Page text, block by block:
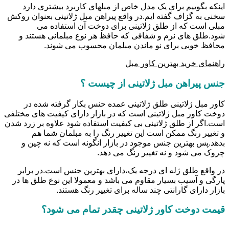
اینکه بگوییم برای یک مدل خاص از مبلهای کاربرد بیشتری دارد
سخنی به گزاف گفته ایم.در واقع پیراهن مبل ژلاتینی بعنوان روکش
مبلی است که از طلق ژلاتینی برای دوخت آن استفاده می
شود.طلق های نرم و شفافی که حافظ هر نوع مبلمانی هستند و
محافظ خوبی برای نو ماندن مبلمان محسوب می شوند.
راهنمای خرید بهترین کاور مبل
جنس پیراهن مبل ژلاتینی از چیست ؟
کاور مبل ژلاتینی طلق ژلاتینی عمده حنس بکار گرفته شده در
دوخت کاور مبل ژلاتینی است که در بازار دارای کیفیت های مختلفی
است.اگر از طلق ژلاتینی بی کیفیت استفاده شود علاوه بر زرد شدن
و تغییر رنگ ممکن است این تغییر رنگ را به مبلمان شما هم
بدهد.پس بهترین جنس موجود در بازار انگونه است که نه چین و
چروک می شود و نه تغییر رنگ می دهد.
در واقع طلق ژله ای درجه یک،دارای بهترین جنس است.در برابر
پارگی و آسیب بسیار مقاوم می باشد و معمولا این نوع طلق ها در
بازار دارای گارانتی چند ساله برای تغییر رنگ هستند.
قیمت دوخت کاور ژلاتینی چقدر تمام می شود؟